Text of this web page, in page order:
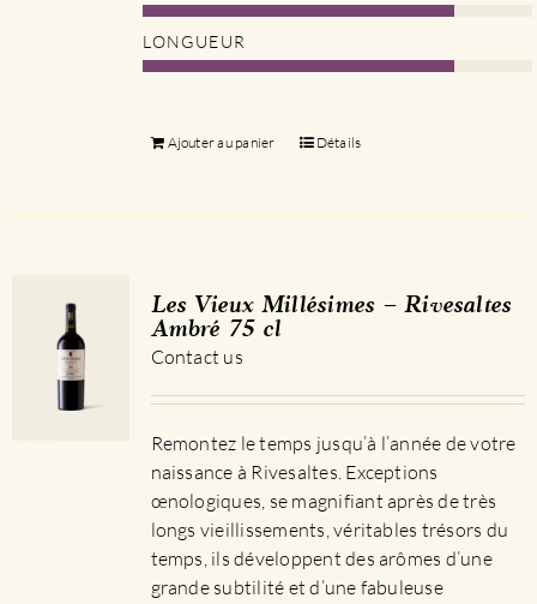
LONGUEUR
Ajouter au panier Détails
Les Vieux Millésimes – Rivesaltes
Ambré 75 cl
Contact us
Remontez le temps jusqu’à l’année de votre
naissance à Rivesaltes. Exceptions
œnologiques, se magnifiant après de très
longs vieillissements, véritables trésors du
temps, ils développent des arômes d’une
grande subtilité et d’une fabuleuse